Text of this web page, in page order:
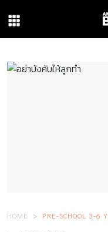
HOME PRE-SCHOOL 3-6 Y